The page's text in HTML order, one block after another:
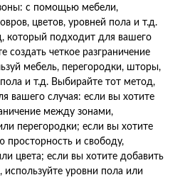
с помощью мебели,
цветов, уровней пола и т.д.
который подходит для вашего
создать четкое разграничение
мебель, перегородки, шторы,
и т.д. Выбирайте тот метод,
вашего случая: если вы хотите
между зонами,
перегородки; если вы хотите
просторность и свободу,
цвета; если вы хотите добавить
уровни пола или